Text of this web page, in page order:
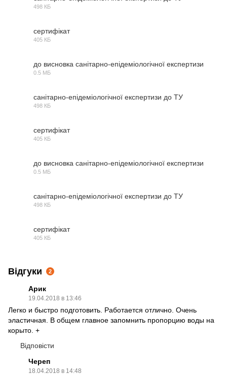
498 КБ
сертифікат
405 КБ
до висновка санітарно-епідеміологічної експертизи
0.5 МБ
санітарно-епідеміологічної експертизи до ТУ
498 КБ
сертифікат
405 КБ
до висновка санітарно-епідеміологічної експертизи
0.5 МБ
санітарно-епідеміологічної експертизи до ТУ
498 КБ
сертифікат
405 КБ
Відгуки 2
Арик
19.04.2018 в 13:46
Легко и быстро подготовить. Работается отлично. Очень
эластичная. В общем главное запомнить пропорцию воды на
корыто. +
Відповісти
Череп
18.04.2018 в 14:48